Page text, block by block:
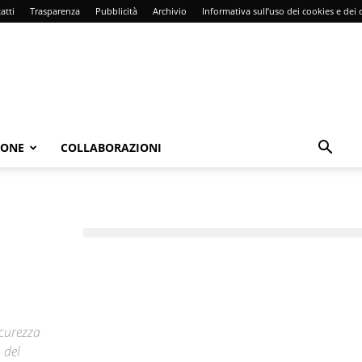
Trasparenza Pubblicità Archivio Informativa sull’uso dei cookies e dei
COLLABORAZIONI
del